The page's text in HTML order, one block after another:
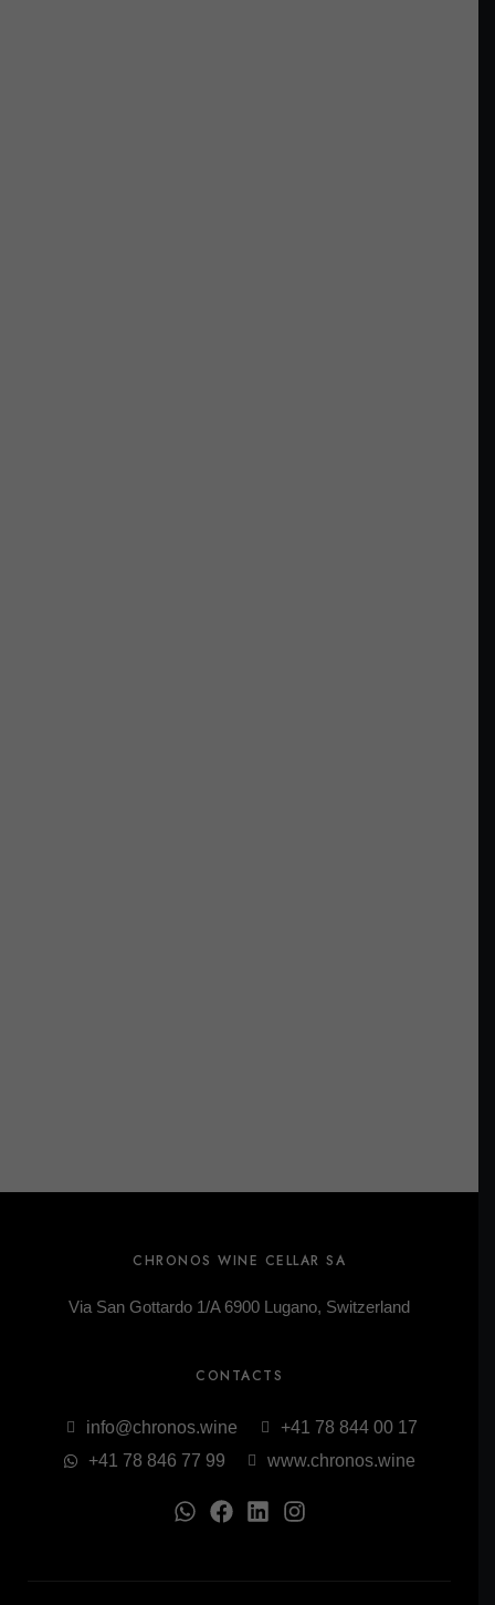
CHRONOS WINE CELLAR SA
Via San Gottardo 1/A 6900 Lugano, Switzerland
CONTACTS
info@chronos.wine
+41 78 844 00 17
+41 78 846 77 99
www.chronos.wine